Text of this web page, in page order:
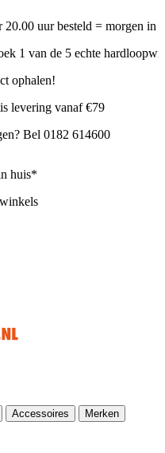
uur besteld = morgen in
1 van de 5 echte
vanaf €79
Bel 0182 614600
huis*
Accessoires
Merken